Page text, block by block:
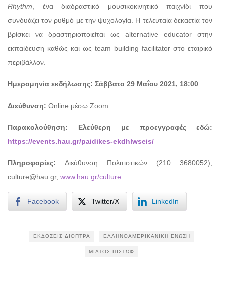
Rhythm , ένα διαδραστικό μουσικοκινητικό παιχνίδι που
συνδυάζει τον ρυθμό με την ψυχολογία. Η τελευταία δεκαετία τον
βρίσκει να δραστηριοποιείται ως alternative educator στην
εκπαίδευση καθώς και ως team building facilitator στο εταιρικό
περιβάλλον.
Ημερομηνία εκδήλωσης: Σάββατο 29 Μαΐου 2021, 18:00
Διεύθυνση: Online μέσω Zoom
Παρακολούθηση: Eλεύθερη με προεγγραφές εδώ:
https://events.hau.gr/paidikes-ekdhlwseis/
Πληροφορίες: Διεύθυνση Πολιτιστικών (210 3680052),
culture@hau.gr, www.hau.gr/culture
Facebook Twitter/X LinkedIn
ΕΚΔΌΣΕΙΣ ΔΙΌΠΤΡΑ ΕΛΛΗΝΟΑΜΕΡΙΚΑΝΙΚΉ ΈΝΩΣΗ
ΜΊΛΤΟΣ ΠΙΣΤΏΦ